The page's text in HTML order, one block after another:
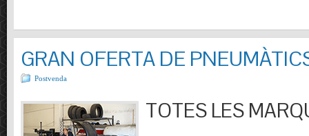
GRAN OFERTA DE
Postvenda
TOTES LES